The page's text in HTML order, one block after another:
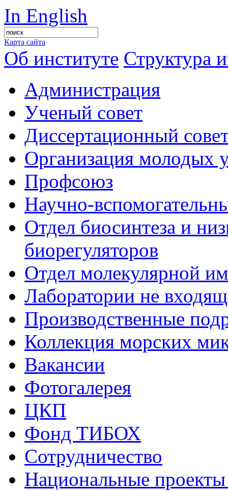
In English
Карта сайта
Об институте Структура
Администрация
Ученый совет
Диссертационный
Организация молодых
Профсоюз
Научно-
Отдел биосинтеза и
биорегуляторов
Отдел молекулярной
Лаборатории не
Производственные
Коллекция морских
Вакансии
Фотогалерея
ЦКП
Фонд ТИБОХ
Сотрудничество
Национальные